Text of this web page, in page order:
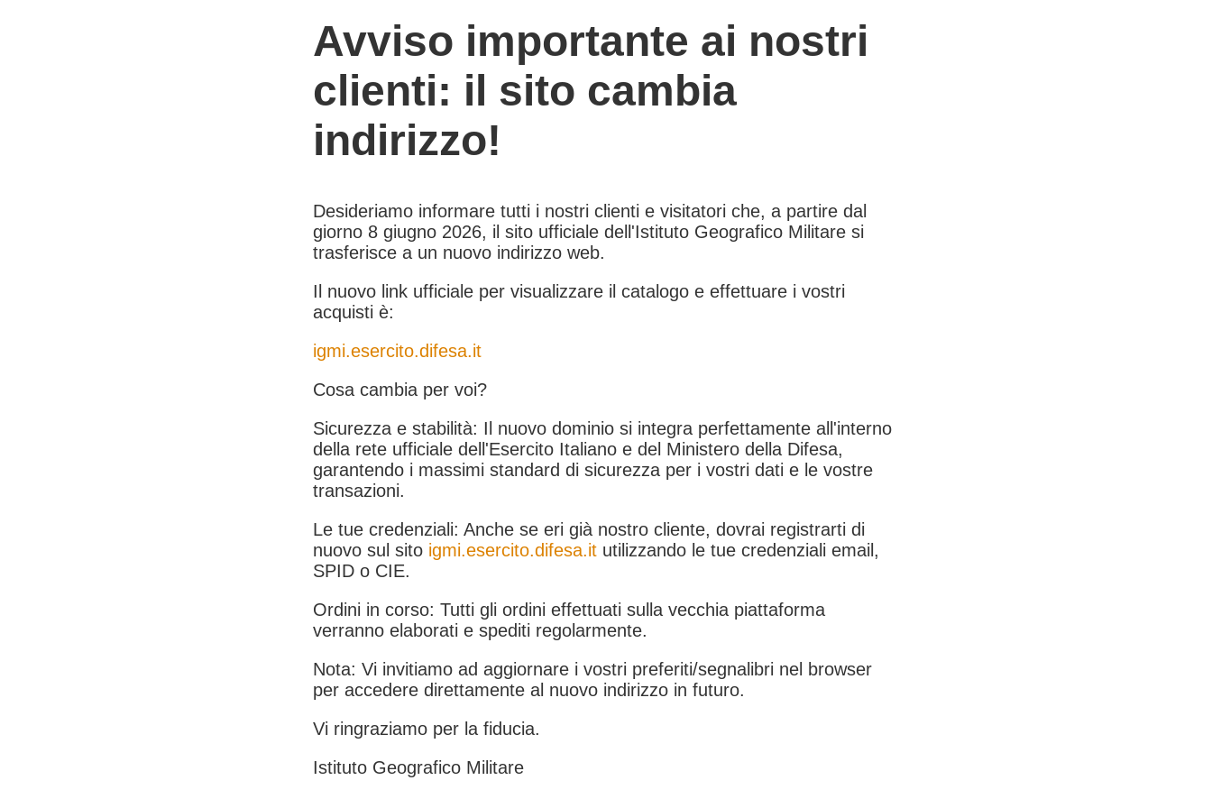
Avviso importante ai nostri
clienti: il sito cambia
indirizzo!
Desideriamo informare tutti i nostri clienti e visitatori che, a partire dal
giorno 8 giugno 2026, il sito ufficiale dell'Istituto Geografico Militare si
trasferisce a un nuovo indirizzo web.
Il nuovo link ufficiale per visualizzare il catalogo e effettuare i vostri
acquisti è:
igmi.esercito.difesa.it
Cosa cambia per voi?
Sicurezza e stabilità: Il nuovo dominio si integra perfettamente all'interno
della rete ufficiale dell'Esercito Italiano e del Ministero della Difesa,
garantendo i massimi standard di sicurezza per i vostri dati e le vostre
transazioni.
Le tue credenziali: Anche se eri già nostro cliente, dovrai registrarti di
nuovo sul sito igmi.esercito.difesa.it utilizzando le tue credenziali email,
SPID o CIE.
Ordini in corso: Tutti gli ordini effettuati sulla vecchia piattaforma
verranno elaborati e spediti regolarmente.
Nota: Vi invitiamo ad aggiornare i vostri preferiti/segnalibri nel browser
per accedere direttamente al nuovo indirizzo in futuro.
Vi ringraziamo per la fiducia.
Istituto Geografico Militare